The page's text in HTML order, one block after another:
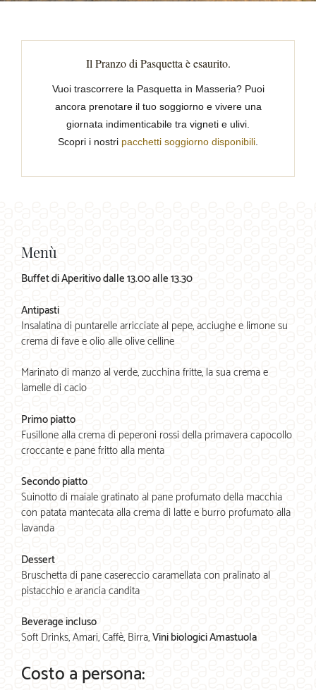
Il Pranzo di Pasquetta è esaurito.
Vuoi trascorrere la Pasquetta in Masseria? Puoi
ancora prenotare il tuo soggiorno e vivere una
giornata indimenticabile tra vigneti e ulivi.
Scopri i nostri pacchetti soggiorno disponibili
Menù
Buffet di Aperitivo dalle 13.00 alle 13.30
Antipasti
Insalatina di puntarelle arricciate al pepe, acciughe e limone su
crema di fave e olio alle olive celline
Marinato di manzo al verde, zucchina fritte, la sua crema e
lamelle di cacio
Primo piatto
Fusillone alla crema di peperoni rossi della primavera capocollo
croccante e pane fritto alla menta
Secondo piatto
Suinotto di maiale gratinato al pane profumato della macchia
con patata mantecata alla crema di latte e burro profumato alla
lavanda
Dessert
Bruschetta di pane casereccio caramellata con pralinato al
pistacchio e arancia candita
Beverage incluso
Soft Drinks, Amari, Caffè, Birra,Vini biologici Amastuola
Costo a persona: